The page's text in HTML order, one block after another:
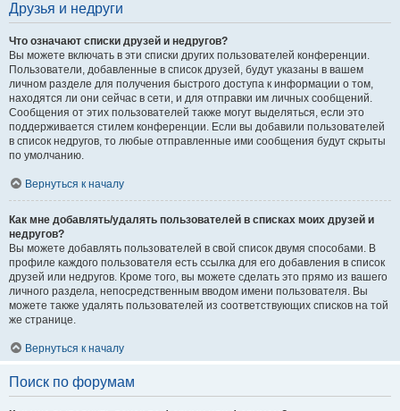
Друзья и недруги
Что означают списки друзей и недругов?
Вы можете включать в эти списки других пользователей конференции.
Пользователи, добавленные в список друзей, будут указаны в вашем
личном разделе для получения быстрого доступа к информации о том,
находятся ли они сейчас в сети, и для отправки им личных сообщений.
Сообщения от этих пользователей также могут выделяться, если это
поддерживается стилем конференции. Если вы добавили пользователей
в список недругов, то любые отправленные ими сообщения будут скрыты
по умолчанию.
Вернуться к началу
Как мне добавлять/удалять пользователей в списках моих друзей и
недругов?
Вы можете добавлять пользователей в свой список двумя способами. В
профиле каждого пользователя есть ссылка для его добавления в список
друзей или недругов. Кроме того, вы можете сделать это прямо из вашего
личного раздела, непосредственным вводом имени пользователя. Вы
можете также удалять пользователей из соответствующих списков на той
же странице.
Вернуться к началу
Поиск по форумам